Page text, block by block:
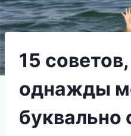
15
однажды
буквально